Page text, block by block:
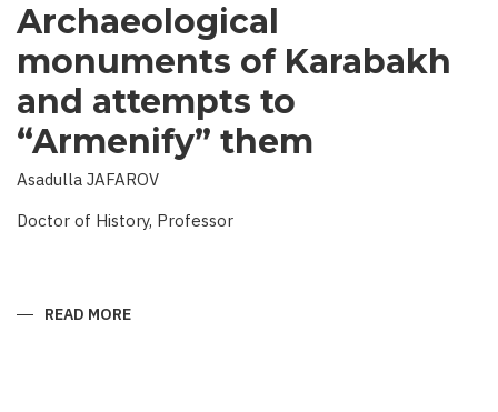
Archaeological
monuments of Karabakh
and attempts to
“Armenify” them
Asadulla JAFAROV
Doctor of History, Professor
READ MORE